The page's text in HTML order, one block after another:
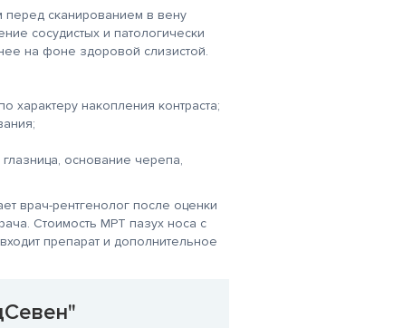
перед сканированием в вену
сосудистых и патологически
на фоне здоровой слизистой.
характеру накопления контраста;
основание черепа,
врач-рентгенолог после оценки
Стоимость МРТ пазух носа с
препарат и дополнительное